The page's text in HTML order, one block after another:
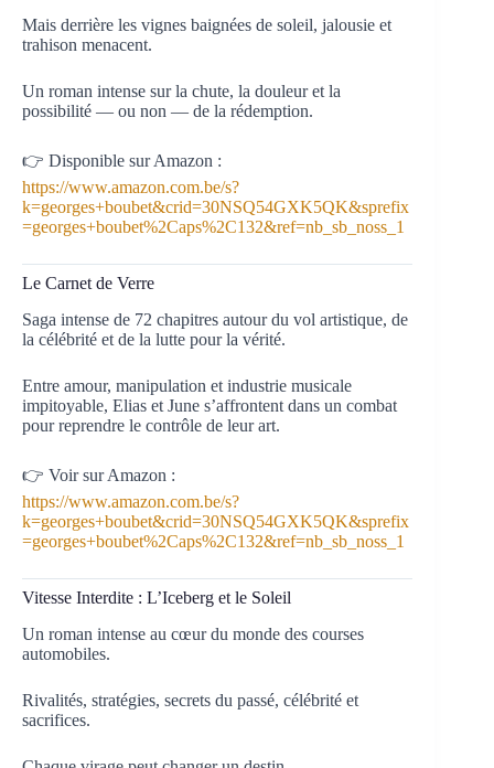
Mais derrière les vignes baignées de soleil, jalousie et
trahison menacent.
Un roman intense sur la chute, la douleur et la
possibilité — ou non — de la rédemption.
👉 Disponible sur Amazon :
https://www.amazon.com.be/s?
k=georges+boubet&crid=30NSQ54GXK5QK&sprefix
=georges+boubet%2Caps%2C132&ref=nb_sb_noss_1
Le Carnet de Verre
Saga intense de 72 chapitres autour du vol artistique, de
la célébrité et de la lutte pour la vérité.
Entre amour, manipulation et industrie musicale
impitoyable, Elias et June s’affrontent dans un combat
pour reprendre le contrôle de leur art.
👉 Voir sur Amazon :
https://www.amazon.com.be/s?
k=georges+boubet&crid=30NSQ54GXK5QK&sprefix
=georges+boubet%2Caps%2C132&ref=nb_sb_noss_1
Vitesse Interdite : L’Iceberg et le Soleil
Un roman intense au cœur du monde des courses
automobiles.
Rivalités, stratégies, secrets du passé, célébrité et
sacrifices.